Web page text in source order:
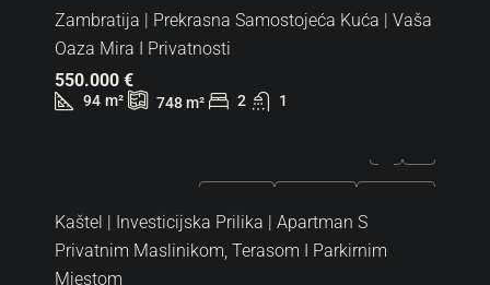
Zambratija | Prekrasna Samostojeća Kuća | Vaša
Oaza Mira I Privatnosti
550.000 €
94 m² 748m² 2 1
Kaštel | Investicijska Prilika | Apartman S
Privatnim Maslinikom, Terasom I Parkirnim
Mjestom